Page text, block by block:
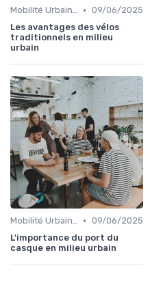
Mobilité Urbaine • 09/06/2025
Les avantages des vélos
traditionnels en milieu
urbain
Mobilité Urbaine • 09/06/2025
L'importance du port du
casque en milieu urbain